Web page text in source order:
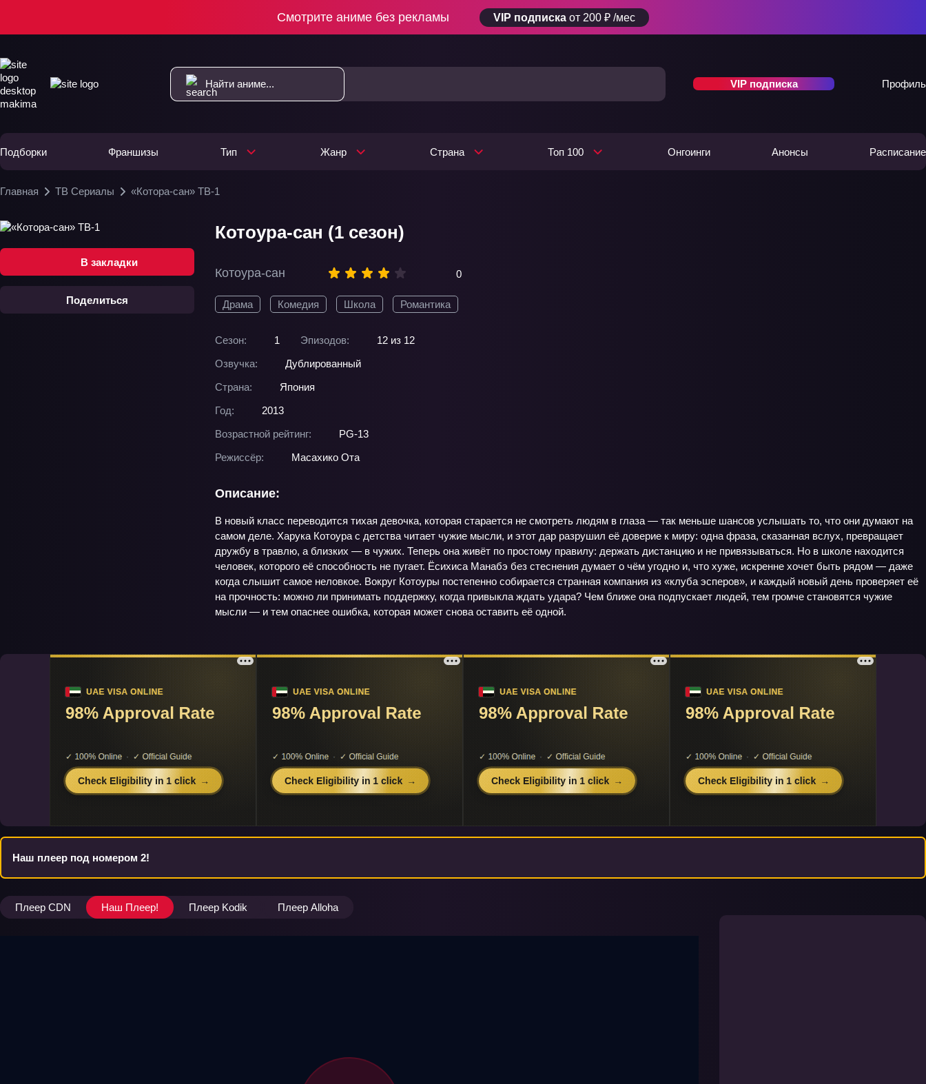
Смотрите аниме без рекламы VIP подписка от 200 ₽ /мес
VIP подписка Профиль
Подборки Франшизы Тип Жанр Страна Топ 100 Онгоинги Анонсы Расписание
Главная ТВ Сериалы «Котора-сан» ТВ-1
В закладки
Поделиться
Котоура-сан (1 сезон)
Котоура-сан 0
Драма Комедия Школа Романтика
Сезон: 1 Эпизодов:
12 из 12
Озвучка:
Дублированный
Страна:
Япония
Год:
2013
Возрастной рейтинг:
PG-13
Режиссёр:
Масахико Ота
Описание:
В новый класс переводится тихая девочка, которая старается не смотреть людям в глаза — так меньше шансов услышать то, что они думают на
самом деле. Харука Котоура с детства читает чужие мысли, и этот дар разрушил её доверие к миру: одна фраза, сказанная вслух, превращает
дружбу в травлю, а близких — в чужих. Теперь она живёт по простому правилу: держать дистанцию и не привязываться. Но в школе находится
человек, которого её способность не пугает. Ёсихиса Манабэ без стеснения думает о чём угодно и, что хуже, искренне хочет быть рядом — даже
когда слышит самое неловкое. Вокруг Котоуры постепенно собирается странная компания из «клуба эсперов», и каждый новый день проверяет её
на прочность: можно ли принимать поддержку, когда привыкла ждать удара? Чем ближе она подпускает людей, тем громче становятся чужие
мысли — и тем опаснее ошибка, которая может снова оставить её одной.
Наш плеер под номером 2!
Плеер CDN Наш Плеер! Плеер Kodik Плеер Alloha